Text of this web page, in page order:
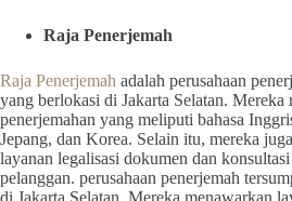
Raja Penerjemah
Raja Penerjemah adalah perusahaan
yang berlokasi di Jakarta Selatan. Mereka
penerjemahan yang meliputi bahasa
Jepang, dan Korea. Selain itu, mereka
layanan legalisasi dokumen dan
pelanggan. perusahaan penerjemah
di Jakarta Selatan. Mereka menawarkan